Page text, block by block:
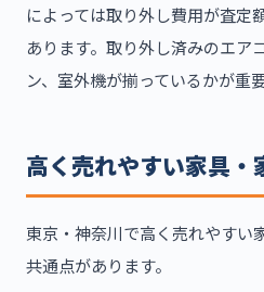
によっては取り外し費用が査定
あります。取り外し済みのエア
ン、室外機が揃っているかが重要
高く売れやすい家具・
東京・神奈川で高く売れやすい
共通点があります。